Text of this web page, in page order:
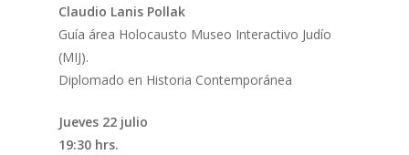
Claudio Lanis Pollak
Guía área Holocausto Museo Interactivo Judío
(MIJ).
Diplomado en Historia Contemporánea
Jueves 22 julio
19:30 hrs.